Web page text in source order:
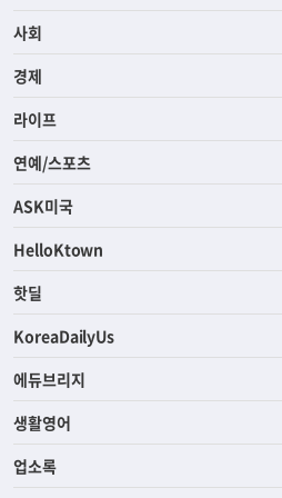
사회
경제
라이프
연예/스포츠
ASK미국
HelloKtown
핫딜
KoreaDailyUs
에듀브리지
생활영어
업소록